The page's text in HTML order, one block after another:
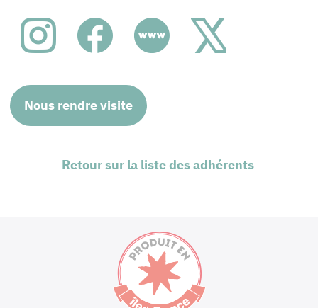
Nous rendre visite
Retour sur la liste des adhérents